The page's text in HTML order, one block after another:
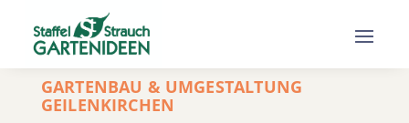
GARTENBAU & UMGESTALTUNG
GEILENKIRCHEN